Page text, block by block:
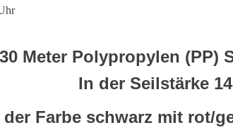
30 Meter Polypropylen (PP)
In der Seilstärke
der Farbe schwarz mit rot/